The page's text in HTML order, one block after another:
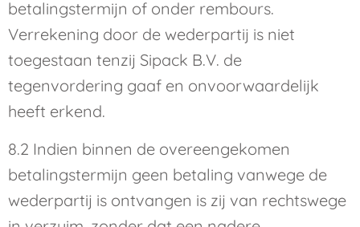
betalingstermijn of onder rembours.
Verrekening door de wederpartij is niet
toegestaan tenzij Sipack B.V. de
tegenvordering gaaf en onvoorwaardelijk
heeft erkend.
8.2 Indien binnen de overeengekomen
betalingstermijn geen betaling vanwege de
wederpartij is ontvangen is zij van rechtswege